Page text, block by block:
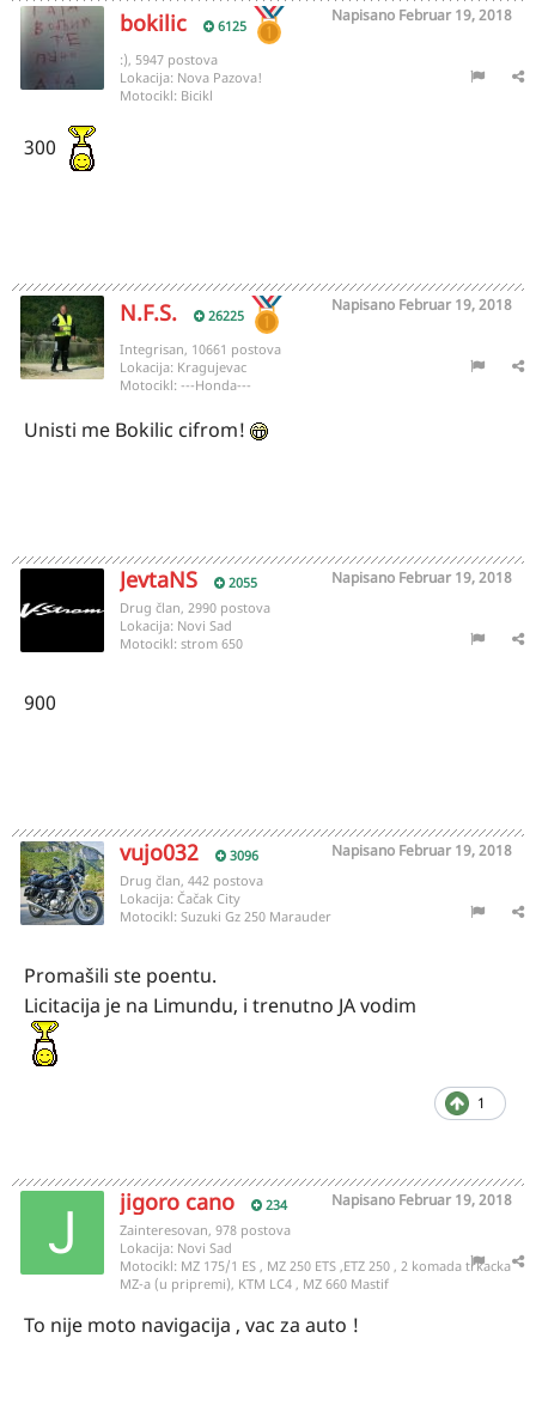
bokilic 6125
Napisano Februar 19, 2018
:), 5947 postova
Lokacija: Nova Pazova!
Motocikl: Bicikl
300
N.F.S. 26225
Napisano Februar 19, 2018
Integrisan, 10661 postova
Lokacija: Kragujevac
Motocikl: ---Honda---
Unisti me Bokilic cifrom!
JevtaNS 2055 Napisano Februar 19, 2018
Drug član, 2990 postova
Lokacija: Novi Sad
Motocikl: strom 650
900
vujo032 3096 Napisano Februar 19, 2018
Drug član, 442 postova
Lokacija: Čačak City
Motocikl: Suzuki Gz 250 Marauder
Promašili ste poentu.
Licitacija je na Limundu, i trenutno JA vodim
1
jigoro cano 234 Napisano Februar 19, 2018
Zainteresovan, 978 postova
Lokacija: Novi Sad
Motocikl: MZ 175/1 ES , MZ 250 ETS ,ETZ 250 , 2 komada trkacka
MZ-a (u pripremi), KTM LC4 , MZ 660 Mastif
To nije moto navigacija , vac za auto !